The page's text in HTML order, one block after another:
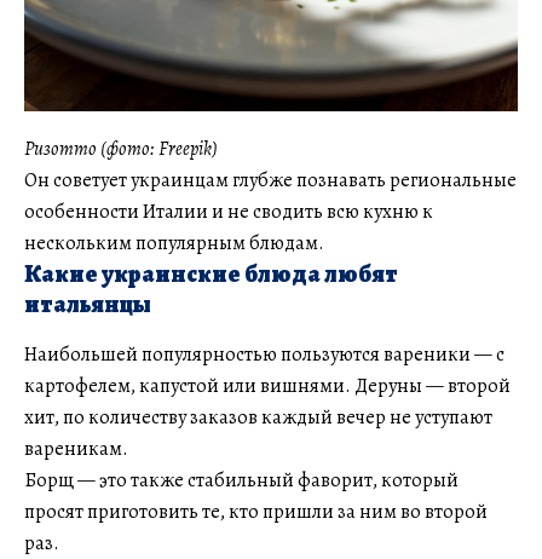
Ризотто (фото: Freepik)
Он советует украинцам глубже познавать региональные
особенности Италии и не сводить всю кухню к
нескольким популярным блюдам.
Какие украинские блюда любят
итальянцы
Наибольшей популярностью пользуются вареники — с
картофелем, капустой или вишнями. Деруны — второй
хит, по количеству заказов каждый вечер не уступают
вареникам.
Борщ — это также стабильный фаворит, который
просят приготовить те, кто пришли за ним во второй
раз.